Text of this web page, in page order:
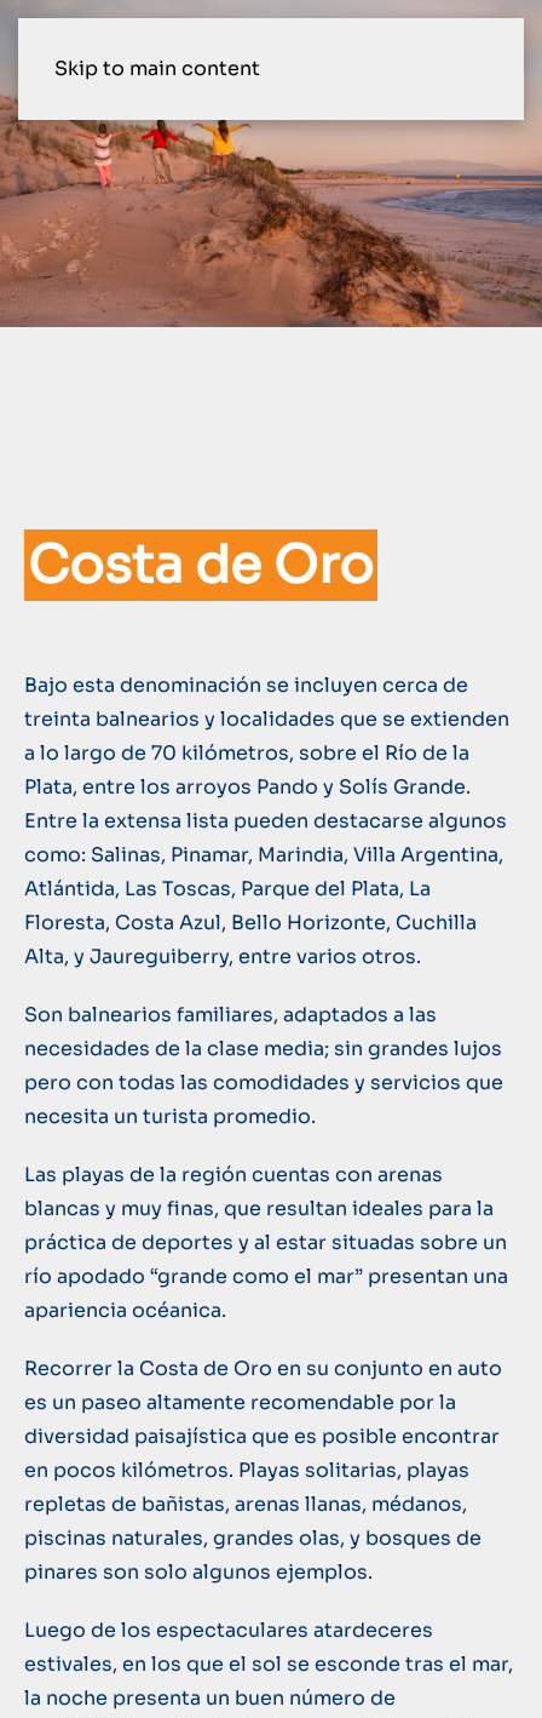
Skip to main content
Costa de Oro
Bajo esta denominación se incluyen cerca de
treinta balnearios y localidades que se extienden
a lo largo de 70 kilómetros, sobre el Río de la
Plata, entre los arroyos Pando y Solís Grande.
Entre la extensa lista pueden destacarse algunos
como: Salinas, Pinamar, Marindia, Villa Argentina,
Atlántida, Las Toscas, Parque del Plata, La
Floresta, Costa Azul, Bello Horizonte, Cuchilla
Alta, y Jaureguiberry, entre varios otros.
Son balnearios familiares, adaptados a las
necesidades de la clase media; sin grandes lujos
pero con todas las comodidades y servicios que
necesita un turista promedio.
Las playas de la región cuentas con arenas
blancas y muy finas, que resultan ideales para la
práctica de deportes y al estar situadas sobre un
río apodado “grande como el mar” presentan una
apariencia océanica.
Recorrer la Costa de Oro en su conjunto en auto
es un paseo altamente recomendable por la
diversidad paisajística que es posible encontrar
en pocos kilómetros. Playas solitarias, playas
repletas de bañistas, arenas llanas, médanos,
piscinas naturales, grandes olas, y bosques de
pinares son solo algunos ejemplos.
Luego de los espectaculares atardeceres
estivales, en los que el sol se esconde tras el mar,
la noche presenta un buen número de